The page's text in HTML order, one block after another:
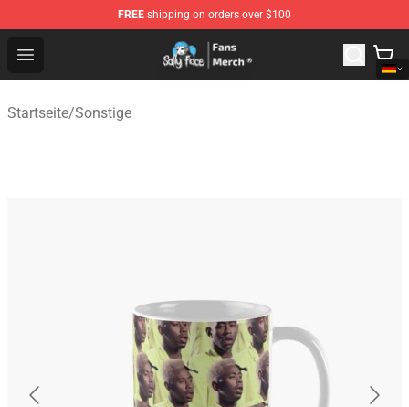
FREE shipping on orders over $100
Open menu
Sally Face Store - Official Sally Face Merchandise Shop
Startseite/Sonstige